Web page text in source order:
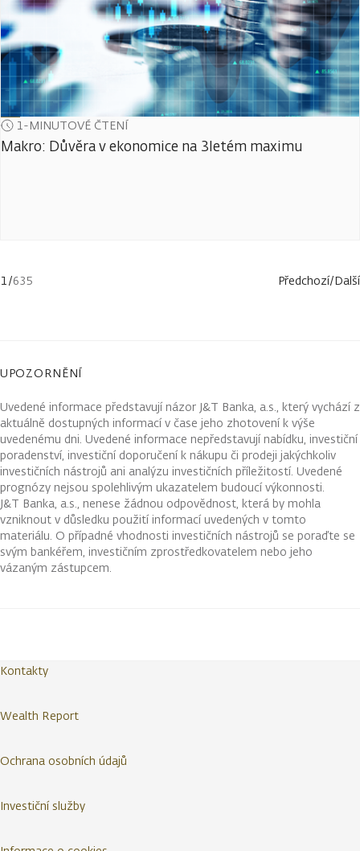
1-MINUTOVÉ ČTENÍ
Makro: Důvěra v ekonomice na 3letém maximu
1/635 Předchozí/Další
UPOZORNĚNÍ
Uvedené informace představují názor J&T Banka, a.s., který vychází z
aktuálně dostupných informací v čase jeho zhotovení k výše
uvedenému dni. Uvedené informace nepředstavují nabídku, investiční
poradenství, investiční doporučení k nákupu či prodeji jakýchkoliv
investičních nástrojů ani analýzu investičních příležitostí. Uvedené
prognózy nejsou spolehlivým ukazatelem budoucí výkonnosti.
J&T Banka, a.s., nenese žádnou odpovědnost, která by mohla
vzniknout v důsledku použití informací uvedených v tomto
materiálu. O případné vhodnosti investičních nástrojů se poraďte se
svým bankéřem, investičním zprostředkovatelem nebo jeho
vázaným zástupcem.
Kontakty
Wealth Report
Ochrana osobních údajů
Investiční služby